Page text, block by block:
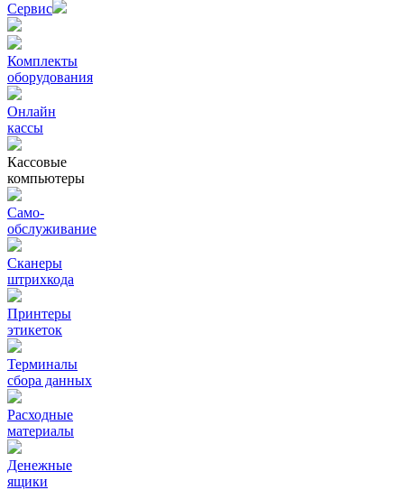
Сервис
Комплекты
оборудования
Онлайн
кассы
Кассовые
компьютеры
Само-
обслуживание
Сканеры
штрихкода
Принтеры
этикеток
Терминалы
сбора данных
Расходные
материалы
Денежные
ящики